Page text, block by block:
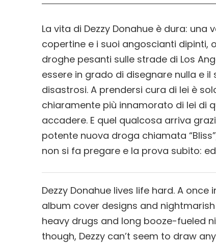
La vita di Dezzy Donahue è dura:
copertine e i suoi angoscianti
droghe pesanti sulle strade di Los
essere in grado di disegnare nulla e
disastrosi. A prendersi cura di lei è
chiaramente più innamorato di lei di
accadere. E quel qualcosa arriva
potente nuova droga chiamata
non si fa pregare e la prova subito:
Dezzy Donahue lives life hard. A
album cover designs and
heavy drugs and long booze-fueled
though, Dezzy can’t seem to draw